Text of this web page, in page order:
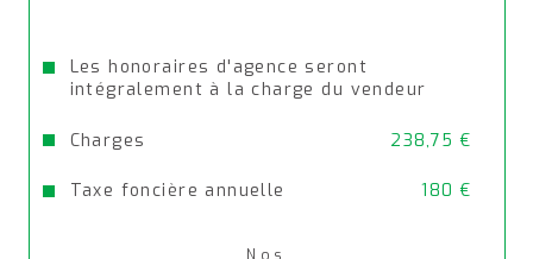
Les honoraires d'agence seront
intégralement à la charge du vendeur
Charges 238,75 €
Taxe foncière annuelle 180 €